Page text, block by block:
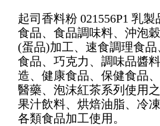
起司香料粉 021556P1 乳
食品、食品調味料、沖泡
(蛋品)加工、速食調理食
食品、巧克力、調味品醬
造、健康食品、保健食品
醫藥、泡沫紅茶系列使用
果汁飲料、烘焙油脂、冷
各類食品加工使用。